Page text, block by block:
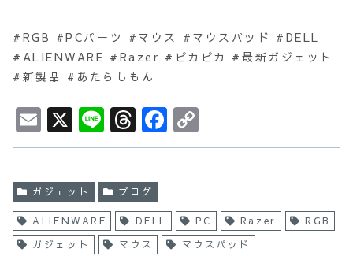
#RGB #PCパーツ #マウス #マウスパッド #DELL
#ALIENWARE #Razer #ピカピカ #最新ガジェット
#新製品 #あたらしもん
E
m
l
X L
i
e
T
h
e
a
d
F
a
b
o
o
L
i
ガジェット ブログ
ALIENWARE DELL PC Razer
RGB
ガジェット
マウス マウスパッド